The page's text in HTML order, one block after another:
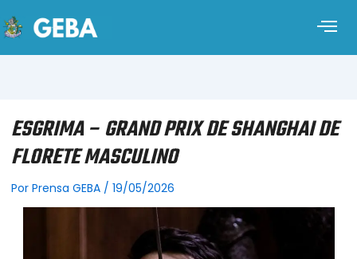
ESGRIMA – GRAND PRIX DE SHANGHAI DE
FLORETE MASCULINO
Por Prensa GEBA / 19/05/2026